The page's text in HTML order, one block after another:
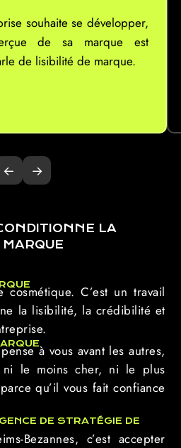
souhaite se développer,
de sa marque est
de lisibilité de marque.
← →
LA
cosmétique. C’est un travail
la lisibilité, la crédibilité et
à vous avant les autres,
ni le moins cher, ni le plus
qu’il vous fait confiance
DE STRATÉGIE DE
Bezannes, c’est accepter